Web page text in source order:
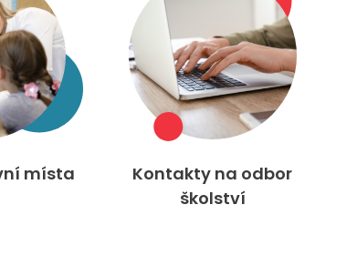
místa
Kontakty na odbor
školství